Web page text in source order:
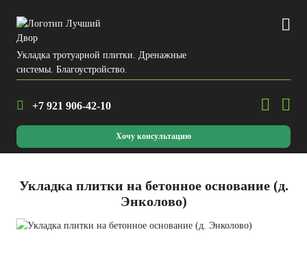
Укладка тротуарной плитки. Дренажные
системы. Благоустройство.
+7 921 906-42-10
Хочу консультацию
Укладка плитки на бетонное основание (д.
Энколово)